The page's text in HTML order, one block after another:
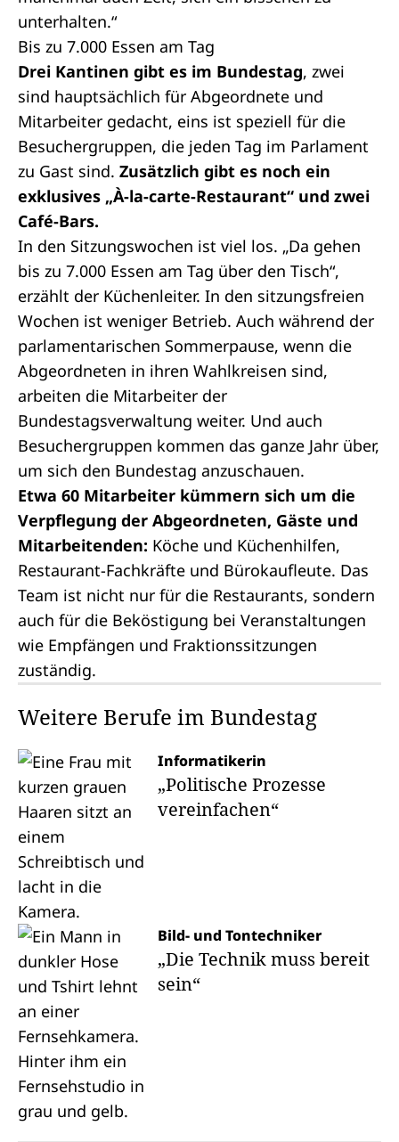
unterhalten.“
Bis zu 7.000 Essen am Tag
Drei Kantinen gibt es im Bundestag, zwei
sind hauptsächlich für Abgeordnete und
Mitarbeiter gedacht, eins ist speziell für die
Besuchergruppen, die jeden Tag im Parlament
zu Gast sind. Zusätzlich gibt es noch ein
exklusives „À-la-carte-Restaurant“ und zwei
Café-Bars.
In den Sitzungswochen ist viel los. „Da gehen
bis zu 7.000 Essen am Tag über den Tisch“,
erzählt der Küchenleiter. In den sitzungsfreien
Wochen ist weniger Betrieb. Auch während der
parlamentarischen Sommerpause, wenn die
Abgeordneten in ihren Wahlkreisen sind,
arbeiten die Mitarbeiter der
Bundestagsverwaltung weiter. Und auch
Besuchergruppen kommen das ganze Jahr über,
um sich den Bundestag anzuschauen.
Etwa 60 Mitarbeiter kümmern sich um die
Verpflegung der Abgeordneten, Gäste und
Mitarbeitenden: Köche und Küchenhilfen,
Restaurant-Fachkräfte und Bürokaufleute. Das
Team ist nicht nur für die Restaurants, sondern
auch für die Beköstigung bei Veranstaltungen
wie Empfängen und Fraktionssitzungen
zuständig.
Weitere Berufe im Bundestag
Informatikerin
„Politische Prozesse
vereinfachen“
Bild- und Tontechniker
„Die Technik muss bereit
sein“